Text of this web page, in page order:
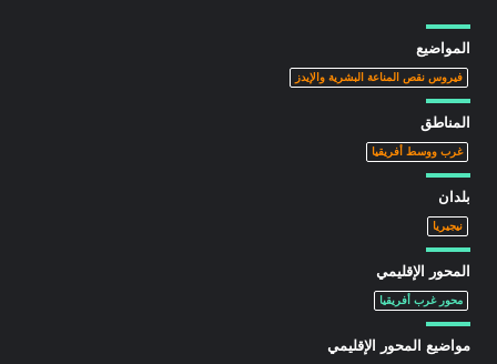
المواضيع
فيروس نقص المناعة البشرية والإيدز
المناطق
غرب ووسط أفريقيا
بلدان
نيجيريا
المحور الإقليمي
محور غرب أفريقيا
مواضيع المحور الإقليمي